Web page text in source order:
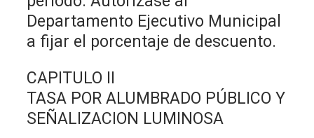
Departamento Ejecutivo Municipal
a fijar el porcentaje de descuento.
CAPITULO II
TASA POR ALUMBRADO PÚBLICO Y
SEÑALIZACION LUMINOSA